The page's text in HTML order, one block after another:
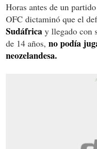
Horas antes de un
OFC dictaminó que el
Sudáfrica y llegado con
de 14 años, no podía
neozelandesa.